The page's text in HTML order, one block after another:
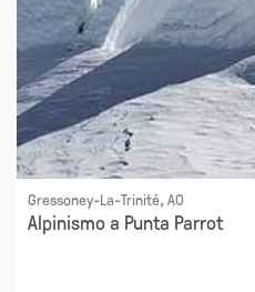
Gressoney-La-Trinité, AO
Alpinismo a Punta Parrot